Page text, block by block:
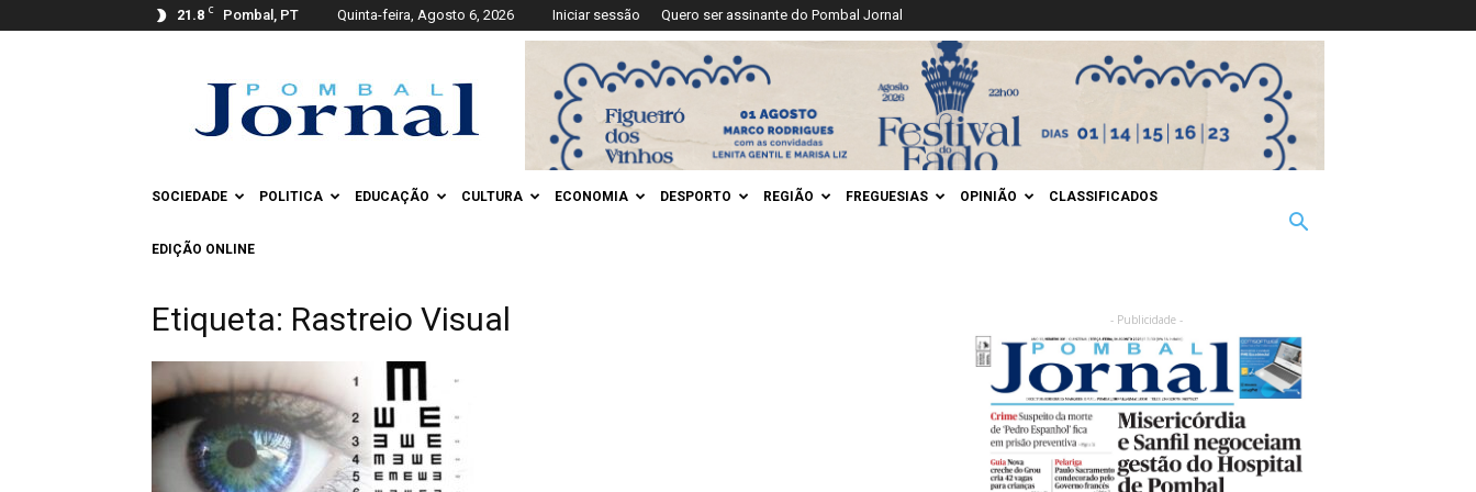
21.8 C Pombal, PT Quinta-feira, Agosto 6, 2026 Iniciar sessão Quero ser assinante do Pombal Jornal
Jornal
SOCIEDADE POLITICA EDUCAÇÃO CULTURA ECONOMIA DESPORTO REGIÃO FREGUESIAS OPINIÃO CLASSIFICADOS
EDIÇÃO ONLINE
Etiqueta: Rastreio Visual - Publicidade -